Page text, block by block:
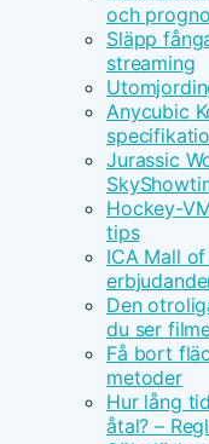
och
Släpp
streaming
Anycubic
Jurassic
Hockey-
tips
ICA Mall
Den
du ser
Få bort
metoder
Hur lång
åtal? –